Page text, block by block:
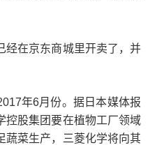
经在京东商城里开卖了，并
年6月份。据日本媒体报
控股集团要在植物工厂领域
蔬菜生产，三菱化学将向其